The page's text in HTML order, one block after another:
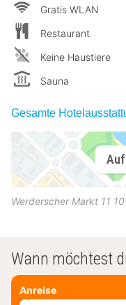
Gratis WLAN
Restaurant
Keine Haustiere
Sauna
Gesamte
Werderscher Markt 11
Wann möchtest
Anreise